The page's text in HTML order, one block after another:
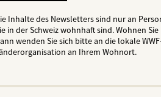
Inhalte des Newsletters sind nur an
in der Schweiz wohnhaft sind. Wohnen
wenden Sie sich bitte an die lokale
an Ihrem Wohnort.